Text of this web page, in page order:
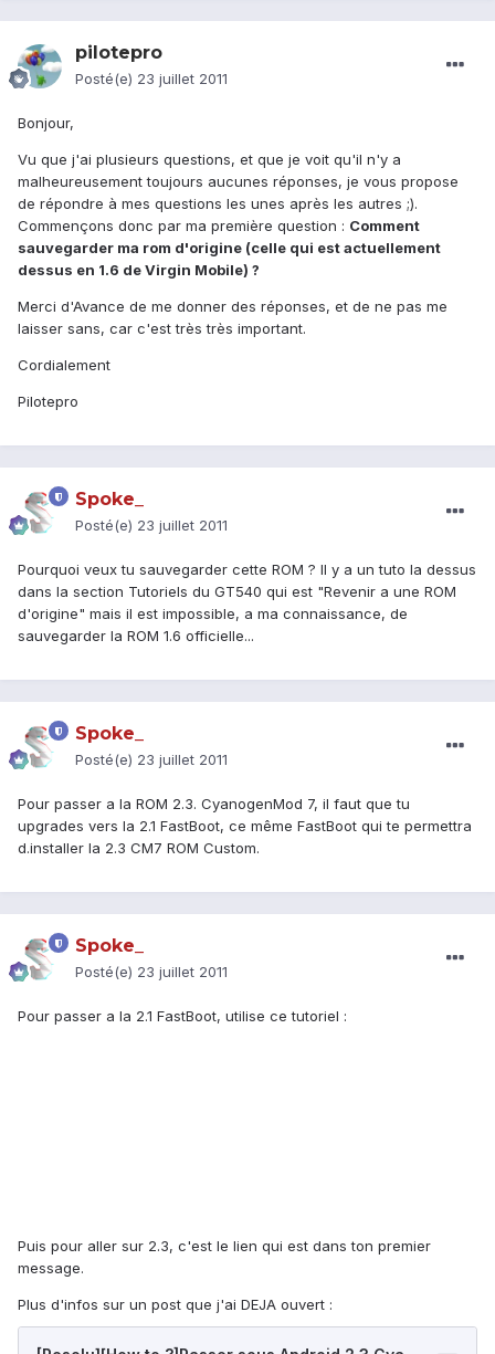
pilotepro
Posté(e) 23 juillet 2011
Bonjour,
Vu que j'ai plusieurs questions, et que je voit qu'il n'y a
malheureusement toujours aucunes réponses, je vous propose
de répondre à mes questions les unes après les autres ;).
Commençons donc par ma première question : Comment
sauvegarder ma rom d'origine (celle qui est actuellement
dessus en 1.6 de Virgin Mobile) ?
Merci d'Avance de me donner des réponses, et de ne pas me
laisser sans, car c'est très très important.
Cordialement
Pilotepro
Spoke_
Posté(e) 23 juillet 2011
Pourquoi veux tu sauvegarder cette ROM ? Il y a un tuto la dessus
dans la section Tutoriels du GT540 qui est "Revenir a une ROM
d'origine" mais il est impossible, a ma connaissance, de
sauvegarder la ROM 1.6 officielle...
Spoke_
Posté(e) 23 juillet 2011
Pour passer a la ROM 2.3. CyanogenMod 7, il faut que tu
upgrades vers la 2.1 FastBoot, ce même FastBoot qui te permettra
d.installer la 2.3 CM7 ROM Custom.
Spoke_
Posté(e) 23 juillet 2011
Pour passer a la 2.1 FastBoot, utilise ce tutoriel :
Puis pour aller sur 2.3, c'est le lien qui est dans ton premier
message.
Plus d'infos sur un post que j'ai DEJA ouvert :